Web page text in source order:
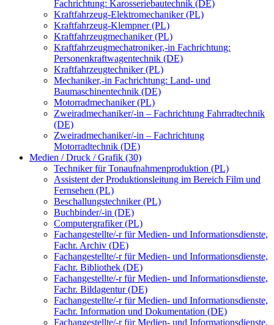
Fachrichtung: Karosseriebautechnik (DE)
Kraftfahrzeug-Elektromechaniker (PL)
Kraftfahrzeug-Klempner (PL)
Kraftfahrzeugmechaniker (PL)
Kraftfahrzeugmechatroniker,-in Fachrichtung:
Personenkraftwagentechnik (DE)
Kraftfahrzeugtechniker (PL)
Mechaniker,-in Fachrichtung: Land- und
Baumaschinentechnik (DE)
Motorradmechaniker (PL)
Zweiradmechaniker/-in – Fachrichtung Fahrradtechnik
(DE)
Zweiradmechaniker/-in – Fachrichtung
Motorradtechnik (DE)
Medien / Druck / Grafik (30)
Techniker für Tonaufnahmenproduktion (PL)
Assistent der Produktionsleitung im Bereich Film und
Fernsehen (PL)
Beschallungstechniker (PL)
Buchbinder/-in (DE)
Computergrafiker (PL)
Fachangestellte/-r für Medien- und Informationsdienste,
Fachr. Archiv (DE)
Fachangestellte/-r für Medien- und Informationsdienste,
Fachr. Bibliothek (DE)
Fachangestellte/-r für Medien- und Informationsdienste,
Fachr. Bildagentur (DE)
Fachangestellte/-r für Medien- und Informationsdienste,
Fachr. Information und Dokumentation (DE)
Fachangestellte/-r für Medien- und Informationsdienste,